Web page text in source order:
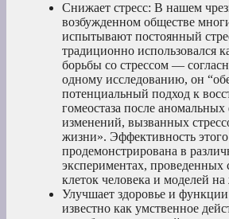
Снижает стресс: В нашем
возбужденном обществе
испытывают постоянный
традиционно использовался
борьбы со стрессом —
одному исследованию, он
потенциальный подход к
гомеостаза после
изменений, вызванных
жизни». Эффективность
продемонстрирована в
экспериментах, проведенных
клеток человека и моделей
Улучшает здоровье и
известно как умственное